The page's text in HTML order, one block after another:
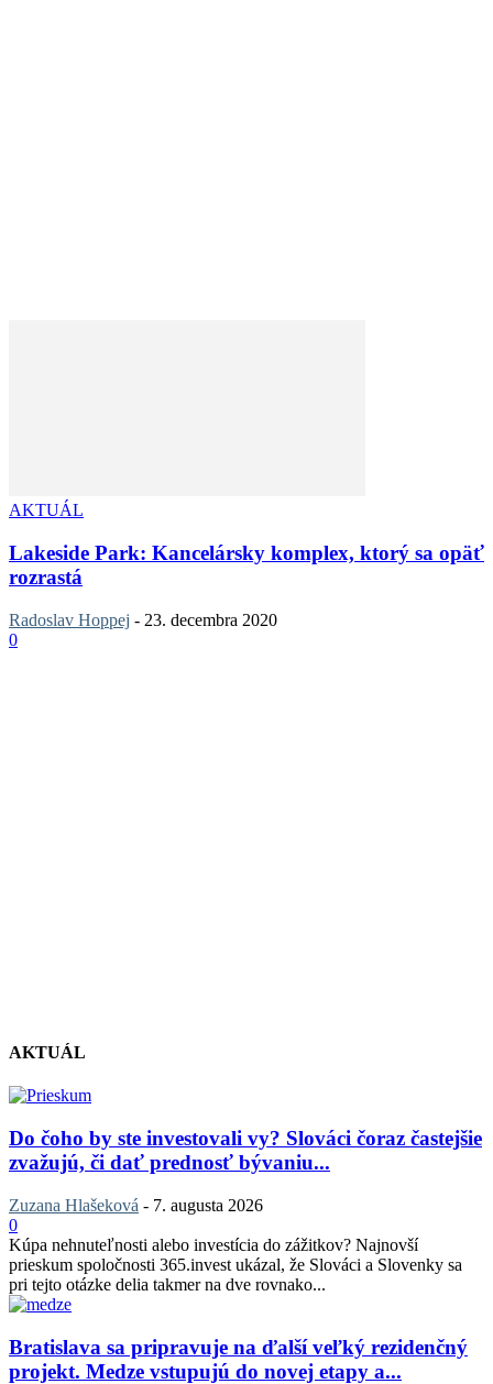
AKTUÁL
Lakeside Park: Kancelársky komplex, ktorý sa opäť
rozrastá
Radoslav Hoppej - 23. decembra 2020
0
AKTUÁL
Do čoho by ste investovali vy? Slováci čoraz častejšie
zvažujú, či dať prednosť bývaniu...
Zuzana Hlašeková - 7. augusta 2026
0
Kúpa nehnuteľnosti alebo investícia do zážitkov? Najnovší
prieskum spoločnosti 365.invest ukázal, že Slováci a Slovenky sa
pri tejto otázke delia takmer na dve rovnako...
Bratislava sa pripravuje na ďalší veľký rezidenčný
projekt. Medze vstupujú do novej etapy a...